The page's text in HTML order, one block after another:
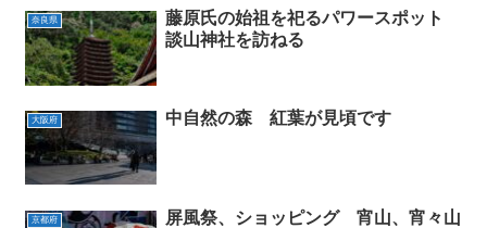
奈良県
藤原氏の始祖を祀るパワースポット
談山神社を訪ねる
大阪府 中自然の森 紅葉が見頃です
京都府
屏風祭、ショッピング 宵山、宵々山